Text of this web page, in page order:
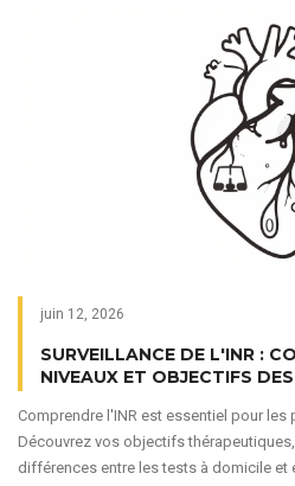
juin 12, 2026
SURVEILLANCE DE L'INR :
NIVEAUX ET OBJECTIFS
Comprendre l'INR est essentiel pour
Découvrez vos objectifs
différences entre les tests à domicile et